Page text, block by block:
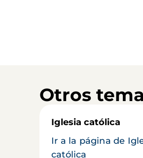
Otros
Iglesia católica
Ir a la página de
católica